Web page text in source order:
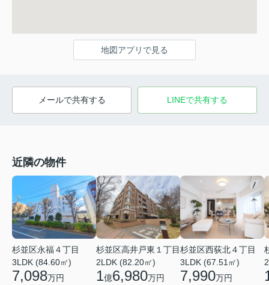
地図アプリで見る
メールで共有する LINEで共有する
近隣の物件
杉並区永福４丁目
3LDK (84.60㎡)
7,098万円
杉並区高井戸東１丁目
2LDK (82.20㎡)
1億6,980万円
杉並区西荻北４丁目
3LDK (67.51㎡)
7,990万円